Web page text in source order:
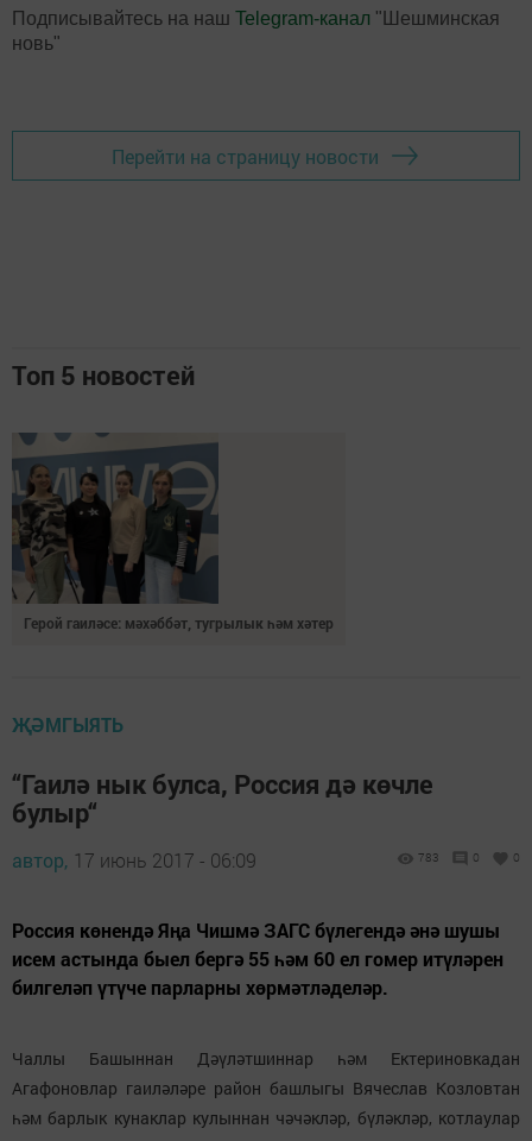
Подписывайтесь на наш Telegram-канал "Шешминская
новь"
Перейти на страницу новости
Топ 5 новостей
Герой гаиләсе: мәхәббәт, тугрылык һәм хәтер
ҖӘМГЫЯТЬ
“Гаилә нык булса, Россия дә көчле
булыр“
автор, 17 июнь 2017 - 06:09 783 0 0
Россия көнендә Яңа Чишмә ЗАГС бүлегендә әнә шушы
исем астында быел бергә 55 һәм 60 ел гомер итүләрен
билгеләп үтүче парларны хөрмәтләделәр.
Чаллы Башыннан Дәүләтшиннар һәм Ектериновкадан
Агафоновлар гаиләләре район башлыгы Вячеслав Козловтан
һәм барлык кунаклар кулыннан чәчәкләр, бүләкләр, котлаулар